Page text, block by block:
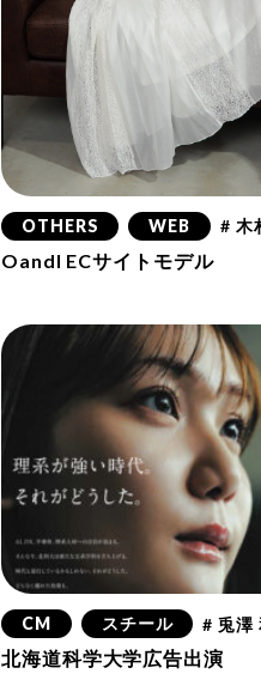
OTHERS WEB # 木
OandI ECサイトモデル
CM スチール # 兎澤
北海道科学大学広告出演